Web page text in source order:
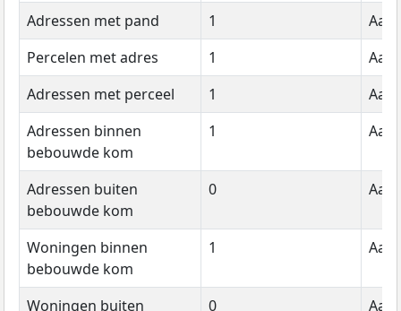
Adressen met pand
1
Percelen met adres
1
Adressen met perceel
1
Adressen binnen
bebouwde kom
1
Adressen buiten
bebouwde kom
0
Woningen binnen
bebouwde kom
1
Woningen buiten 0